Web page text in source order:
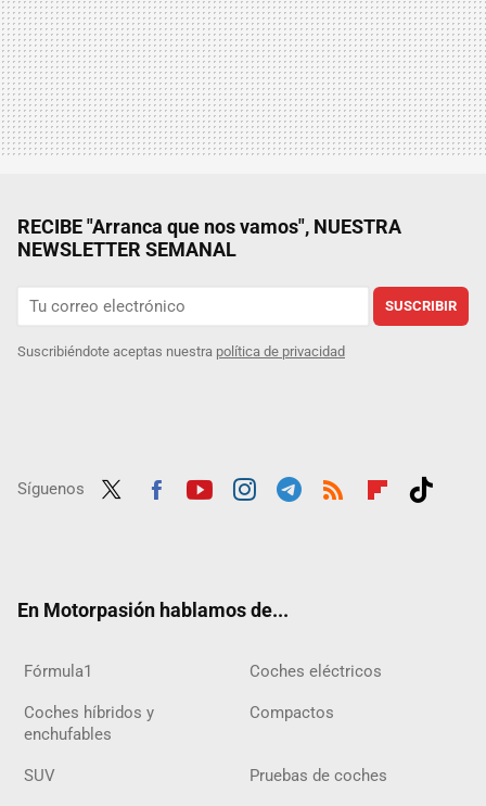
RECIBE "Arranca que nos vamos", NUESTRA
NEWSLETTER SEMANAL
SUSCRIBIR
Suscribiéndote aceptas nuestra política de privacidad
Síguenos
En Motorpasión hablamos de...
Fórmula1 Coches eléctricos
Coches híbridos y
enchufables
Compactos
SUV Pruebas de coches